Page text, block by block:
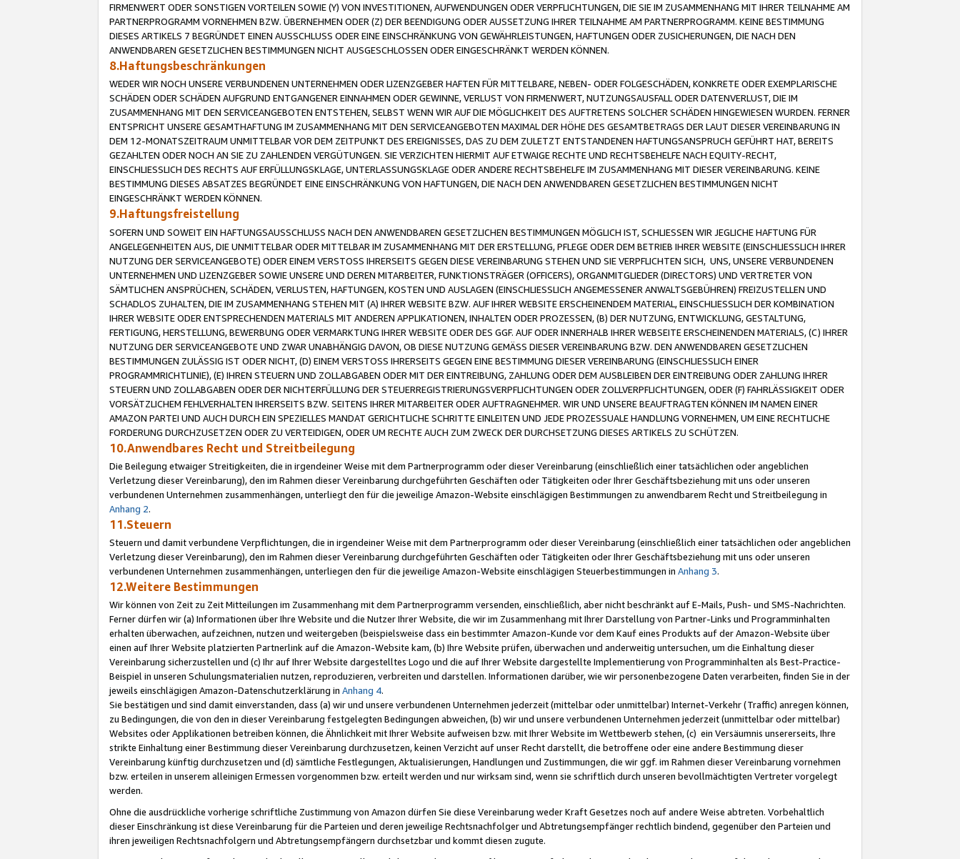
FIRMENWERT ODER SONSTIGEN VORTEILEN SOWIE (Y) VON INVESTITIONEN, AUFWENDUNGEN ODER VERPFLICHTUNGEN, DIE SIE IM ZUSAMMENHANG MIT IHRER TEILNAHME AM
PARTNERPROGRAMM VORNEHMEN BZW. ÜBERNEHMEN ODER (Z) DER BEENDIGUNG ODER AUSSETZUNG IHRER TEILNAHME AM PARTNERPROGRAMM. KEINE BESTIMMUNG
DIESES ARTIKELS 7 BEGRÜNDET EINEN AUSSCHLUSS ODER EINE EINSCHRÄNKUNG VON GEWÄHRLEISTUNGEN, HAFTUNGEN ODER ZUSICHERUNGEN, DIE NACH DEN
ANWENDBAREN GESETZLICHEN BESTIMMUNGEN NICHT AUSGESCHLOSSEN ODER EINGESCHRÄNKT WERDEN KÖNNEN.
8.Haftungsbeschränkungen
WEDER WIR NOCH UNSERE VERBUNDENEN UNTERNEHMEN ODER LIZENZGEBER HAFTEN FÜR MITTELBARE, NEBEN- ODER FOLGESCHÄDEN, KONKRETE ODER EXEMPLARISCHE
SCHÄDEN ODER SCHÄDEN AUFGRUND ENTGANGENER EINNAHMEN ODER GEWINNE, VERLUST VON FIRMENWERT, NUTZUNGSAUSFALL ODER DATENVERLUST, DIE IM
ZUSAMMENHANG MIT DEN SERVICEANGEBOTEN ENTSTEHEN, SELBST WENN WIR AUF DIE MÖGLICHKEIT DES AUFTRETENS SOLCHER SCHÄDEN HINGEWIESEN WURDEN. FERNER
ENTSPRICHT UNSERE GESAMTHAFTUNG IM ZUSAMMENHANG MIT DEN SERVICEANGEBOTEN MAXIMAL DER HÖHE DES GESAMTBETRAGS DER LAUT DIESER VEREINBARUNG IN
DEM 12-MONATSZEITRAUM UNMITTELBAR VOR DEM ZEITPUNKT DES EREIGNISSES, DAS ZU DEM ZULETZT ENTSTANDENEN HAFTUNGSANSPRUCH GEFÜHRT HAT, BEREITS
GEZAHLTEN ODER NOCH AN SIE ZU ZAHLENDEN VERGÜTUNGEN. SIE VERZICHTEN HIERMIT AUF ETWAIGE RECHTE UND RECHTSBEHELFE NACH EQUITY-RECHT,
EINSCHLIESSLICH DES RECHTS AUF ERFÜLLUNGSKLAGE, UNTERLASSUNGSKLAGE ODER ANDERE RECHTSBEHELFE IM ZUSAMMENHANG MIT DIESER VEREINBARUNG. KEINE
BESTIMMUNG DIESES ABSATZES BEGRÜNDET EINE EINSCHRÄNKUNG VON HAFTUNGEN, DIE NACH DEN ANWENDBAREN GESETZLICHEN BESTIMMUNGEN NICHT
EINGESCHRÄNKT WERDEN KÖNNEN.
9.Haftungsfreistellung
SOFERN UND SOWEIT EIN HAFTUNGSAUSSCHLUSS NACH DEN ANWENDBAREN GESETZLICHEN BESTIMMUNGEN MÖGLICH IST, SCHLIESSEN WIR JEGLICHE HAFTUNG FÜR
ANGELEGENHEITEN AUS, DIE UNMITTELBAR ODER MITTELBAR IM ZUSAMMENHANG MIT DER ERSTELLUNG, PFLEGE ODER DEM BETRIEB IHRER WEBSITE (EINSCHLIESSLICH IHRER
NUTZUNG DER SERVICEANGEBOTE) ODER EINEM VERSTOSS IHRERSEITS GEGEN DIESE VEREINBARUNG STEHEN UND SIE VERPFLICHTEN SICH, UNS, UNSERE VERBUNDENEN
UNTERNEHMEN UND LIZENZGEBER SOWIE UNSERE UND DEREN MITARBEITER, FUNKTIONSTRÄGER (OFFICERS), ORGANMITGLIEDER (DIRECTORS) UND VERTRETER VON
SÄMTLICHEN ANSPRÜCHEN, SCHÄDEN, VERLUSTEN, HAFTUNGEN, KOSTEN UND AUSLAGEN (EINSCHLIESSLICH ANGEMESSENER ANWALTSGEBÜHREN) FREIZUSTELLEN UND
SCHADLOS ZUHALTEN, DIE IM ZUSAMMENHANG STEHEN MIT (A) IHRER WEBSITE BZW. AUF IHRER WEBSITE ERSCHEINENDEM MATERIAL, EINSCHLIESSLICH DER KOMBINATION
IHRER WEBSITE ODER ENTSPRECHENDEN MATERIALS MIT ANDEREN APPLIKATIONEN, INHALTEN ODER PROZESSEN, (B) DER NUTZUNG, ENTWICKLUNG, GESTALTUNG,
FERTIGUNG, HERSTELLUNG, BEWERBUNG ODER VERMARKTUNG IHRER WEBSITE ODER DES GGF. AUF ODER INNERHALB IHRER WEBSEITE ERSCHEINENDEN MATERIALS, (C) IHRER
NUTZUNG DER SERVICEANGEBOTE UND ZWAR UNABHÄNGIG DAVON, OB DIESE NUTZUNG GEMÄSS DIESER VEREINBARUNG BZW. DEN ANWENDBAREN GESETZLICHEN
BESTIMMUNGEN ZULÄSSIG IST ODER NICHT, (D) EINEM VERSTOSS IHRERSEITS GEGEN EINE BESTIMMUNG DIESER VEREINBARUNG (EINSCHLIESSLICH EINER
PROGRAMMRICHTLINIE), (E) IHREN STEUERN UND ZOLLABGABEN ODER MIT DER EINTREIBUNG, ZAHLUNG ODER DEM AUSBLEIBEN DER EINTREIBUNG ODER ZAHLUNG IHRER
STEUERN UND ZOLLABGABEN ODER DER NICHTERFÜLLUNG DER STEUERREGISTRIERUNGSVERPFLICHTUNGEN ODER ZOLLVERPFLICHTUNGEN, ODER (F) FAHRLÄSSIGKEIT ODER
VORSÄTZLICHEM FEHLVERHALTEN IHRERSEITS BZW. SEITENS IHRER MITARBEITER ODER AUFTRAGNEHMER. WIR UND UNSERE BEAUFTRAGTEN KÖNNEN IM NAMEN EINER
AMAZON PARTEI UND AUCH DURCH EIN SPEZIELLES MANDAT GERICHTLICHE SCHRITTE EINLEITEN UND JEDE PROZESSUALE HANDLUNG VORNEHMEN, UM EINE RECHTLICHE
FORDERUNG DURCHZUSETZEN ODER ZU VERTEIDIGEN, ODER UM RECHTE AUCH ZUM ZWECK DER DURCHSETZUNG DIESES ARTIKELS ZU SCHÜTZEN.
10.Anwendbares Recht und Streitbeilegung
Die Beilegung etwaiger Streitigkeiten, die in irgendeiner Weise mit dem Partnerprogramm oder dieser Vereinbarung (einschließlich einer tatsächlichen oder angeblichen
Verletzung dieser Vereinbarung), den im Rahmen dieser Vereinbarung durchgeführten Geschäften oder Tätigkeiten oder Ihrer Geschäftsbeziehung mit uns oder unseren
verbundenen Unternehmen zusammenhängen, unterliegt den für die jeweilige Amazon-Website einschlägigen Bestimmungen zu anwendbarem Recht und Streitbeilegung in
Anhang 2.
11.Steuern
Steuern und damit verbundene Verpflichtungen, die in irgendeiner Weise mit dem Partnerprogramm oder dieser Vereinbarung (einschließlich einer tatsächlichen oder angeblichen
Verletzung dieser Vereinbarung), den im Rahmen dieser Vereinbarung durchgeführten Geschäften oder Tätigkeiten oder Ihrer Geschäftsbeziehung mit uns oder unseren
verbundenen Unternehmen zusammenhängen, unterliegen den für die jeweilige Amazon-Website einschlägigen Steuerbestimmungen in Anhang 3.
12.Weitere Bestimmungen
Wir können von Zeit zu Zeit Mitteilungen im Zusammenhang mit dem Partnerprogramm versenden, einschließlich, aber nicht beschränkt auf E-Mails, Push- und SMS-Nachrichten.
Ferner dürfen wir (a) Informationen über Ihre Website und die Nutzer Ihrer Website, die wir im Zusammenhang mit Ihrer Darstellung von Partner-Links und Programminhalten
erhalten überwachen, aufzeichnen, nutzen und weitergeben (beispielsweise dass ein bestimmter Amazon-Kunde vor dem Kauf eines Produkts auf der Amazon-Website über
einen auf Ihrer Website platzierten Partnerlink auf die Amazon-Website kam, (b) Ihre Website prüfen, überwachen und anderweitig untersuchen, um die Einhaltung dieser
Vereinbarung sicherzustellen und (c) Ihr auf Ihrer Website dargestelltes Logo und die auf Ihrer Website dargestellte Implementierung von Programminhalten als Best-Practice-
Beispiel in unseren Schulungsmaterialien nutzen, reproduzieren, verbreiten und darstellen. Informationen darüber, wie wir personenbezogene Daten verarbeiten, finden Sie in der
jeweils einschlägigen Amazon-Datenschutzerklärung in Anhang 4.
Sie bestätigen und sind damit einverstanden, dass (a) wir und unsere verbundenen Unternehmen jederzeit (mittelbar oder unmittelbar) Internet-Verkehr (Traffic) anregen können,
zu Bedingungen, die von den in dieser Vereinbarung festgelegten Bedingungen abweichen, (b) wir und unsere verbundenen Unternehmen jederzeit (unmittelbar oder mittelbar)
Websites oder Applikationen betreiben können, die Ähnlichkeit mit Ihrer Website aufweisen bzw. mit Ihrer Website im Wettbewerb stehen, (c) ein Versäumnis unsererseits, Ihre
strikte Einhaltung einer Bestimmung dieser Vereinbarung durchzusetzen, keinen Verzicht auf unser Recht darstellt, die betroffene oder eine andere Bestimmung dieser
Vereinbarung künftig durchzusetzen und (d) sämtliche Festlegungen, Aktualisierungen, Handlungen und Zustimmungen, die wir ggf. im Rahmen dieser Vereinbarung vornehmen
bzw. erteilen in unserem alleinigen Ermessen vorgenommen bzw. erteilt werden und nur wirksam sind, wenn sie schriftlich durch unseren bevollmächtigten Vertreter vorgelegt
werden.
Ohne die ausdrückliche vorherige schriftliche Zustimmung von Amazon dürfen Sie diese Vereinbarung weder Kraft Gesetzes noch auf andere Weise abtreten. Vorbehaltlich
dieser Einschränkung ist diese Vereinbarung für die Parteien und deren jeweilige Rechtsnachfolger und Abtretungsempfänger rechtlich bindend, gegenüber den Parteien und
ihren jeweiligen Rechtsnachfolgern und Abtretungsempfängern durchsetzbar und kommt diesen zugute.